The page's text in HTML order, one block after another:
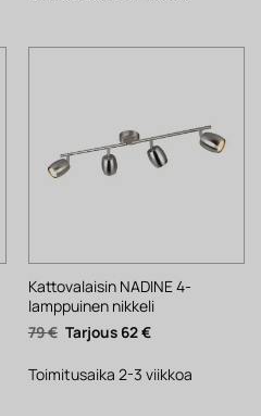
Kattovalaisin NADINE 4-
lamppuinen nikkeli
79€ Alkuperäinen
hinta
79 €.
62€Nykyinen
62 €.
Toimitusaika 2-3 viikkoa